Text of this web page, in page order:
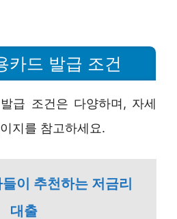
카드 발급 조건
급 조건은 다양하며, 자세
지를 참고하세요.
이 추천하는 저금리
대출